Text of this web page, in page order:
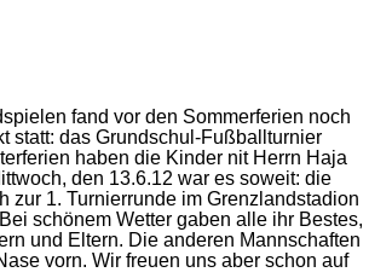
fand vor den Sommerferien noch
statt: das Grundschul-Fußballturnier
haben die Kinder nit Herrn Haja
den 13.6.12 war es soweit: die
zur 1. Turnierrunde im Grenzlandstadion
schönem Wetter gaben alle ihr Bestes,
und Eltern. Die anderen Mannschaften
vorn. Wir freuen uns aber schon auf